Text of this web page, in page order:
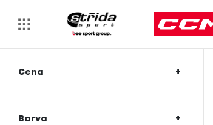
Cena
Barva